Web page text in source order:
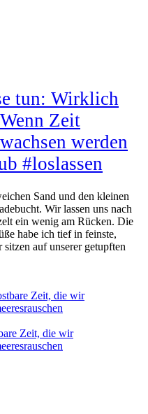
tun: Wirklich
Zeit
werden
#loslassen
Sand und den kleinen
Wir lassen uns nach
ein wenig am Rücken. Die
habe ich tief in feinste,
auf unserer getupften
Zeit, die wir